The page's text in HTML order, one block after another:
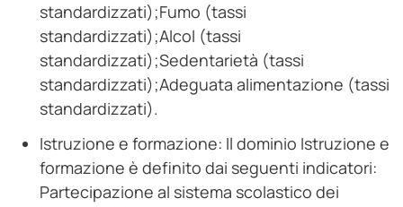
standardizzati);Fumo (tassi
standardizzati);Alcol (tassi
standardizzati);Sedentarietà (tassi
standardizzati);Adeguata alimentazione (tassi
standardizzati).
Istruzione e formazione: Il dominio Istruzione e
formazione è definito dai seguenti indicatori:
Partecipazione al sistema scolastico dei